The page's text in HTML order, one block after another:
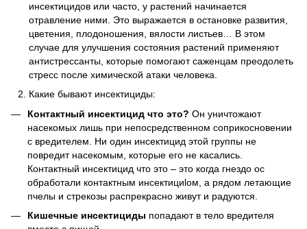
инсектицидов или часто, у растений начинается
отравление ними. Это выражается в остановке развития,
цветения, плодоношения, вялости листьев… В этом
случае для улучшения состояния растений применяют
антистрессанты, которые помогают саженцам преодолеть
стресс после химической атаки человека.
Какие бывают инсектициды:
Контактный инсектицид что это? Он уничтожают
насекомых лишь при непосредственном соприкосновении
с вредителем. Ни один инсектицид этой группы не
повредит насекомым, которые его не касались.
Контактный инсектицид что это – это когда гнездо ос
обработали контактным инсектициlом, а рядом летающие
пчелы и стрекозы распрекрасно живут и радуются.
Кишечные инсектициды попадают в тело вредителя